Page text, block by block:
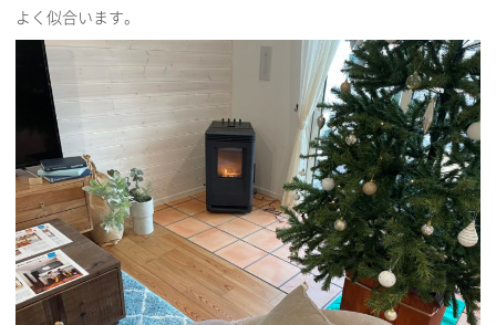
よく似合います。